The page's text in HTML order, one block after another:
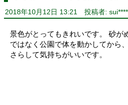
2018年10月12日 13:21 投稿者: sui****
景色がとってもきれいです。 砂が
ではなく公園で体を動かしてから
さらして気持ちがいいです。